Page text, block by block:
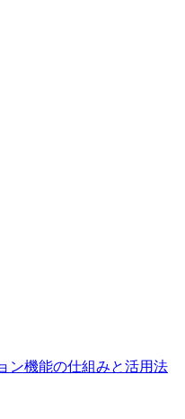
ン機能の仕組みと活用法